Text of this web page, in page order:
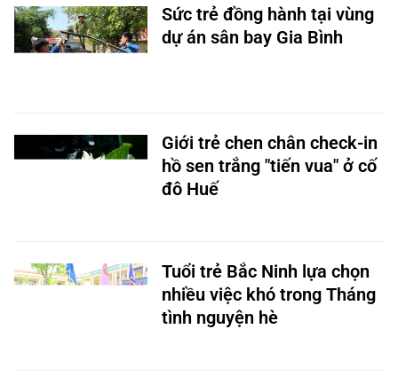
Sức trẻ đồng hành tại vùng
dự án sân bay Gia Bình
Giới trẻ chen chân check-in
hồ sen trắng "tiến vua" ở cố
đô Huế
Tuổi trẻ Bắc Ninh lựa chọn
nhiều việc khó trong Tháng
tình nguyện hè